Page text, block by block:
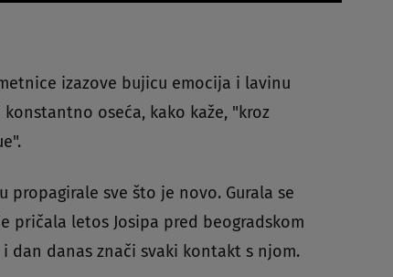
izazove bujicu emocija i lavinu
oseća, kako kaže, "kroz
sve što je novo. Gurala se
pričala letos Josipa pred beogradskom
dan danas znači svaki kontakt s njom.